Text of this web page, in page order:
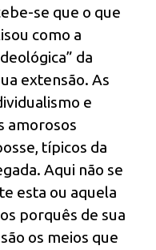
se que o que
como a
da
extensão. As
e
amorosos
típicos da
Aqui não se
esta ou aquela
porquês de sua
os meios que